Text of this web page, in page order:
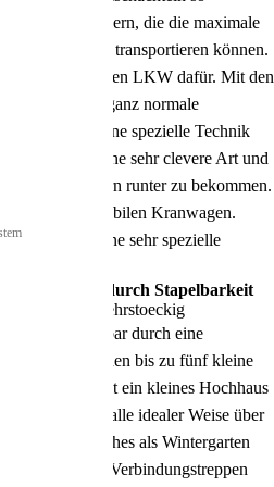
Anhängern, die die maximale
haben, transportieren können.
oder großen LKW dafür. Mit den
Möglichkeit ganz normale
wir haben eine spezielle Technik
auf eine sehr clevere Art und
den Anhängern runter zu bekommen.
Kran oder mobilen Kranwagen.
Ort ist durch eine sehr spezielle
durch Stapelbarkeit
erweiterbar durch eine
wir können bis zu fünf kleine
und somit ein kleines Hochhaus
in diesem Falle idealer Weise über
welches als Wintergarten
kleinere Verbindungstreppen